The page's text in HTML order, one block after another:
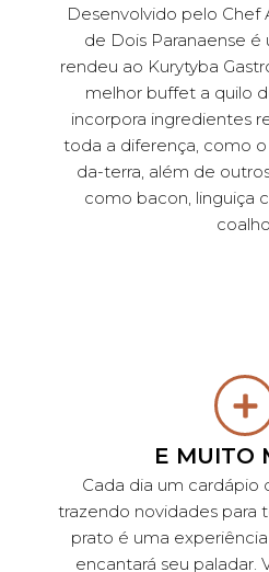
Desenvolvido pelo Chef
de Dois Paranaense é
rendeu ao Kurytyba
melhor buffet a quilo
incorpora ingredientes
toda a diferença, como
da-terra, além de
como bacon, linguiça
E MUITO
Cada dia um cardápio
trazendo novidades para
prato é uma
encantará seu paladar.